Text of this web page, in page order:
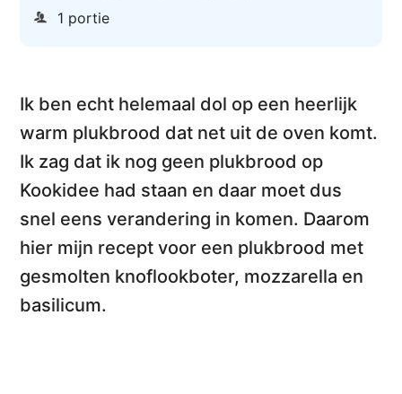
1 portie
Ik ben echt helemaal dol op een heerlijk
warm plukbrood dat net uit de oven komt.
Ik zag dat ik nog geen plukbrood op
Kookidee had staan en daar moet dus
snel eens verandering in komen. Daarom
hier mijn recept voor een plukbrood met
gesmolten knoflookboter, mozzarella en
basilicum.